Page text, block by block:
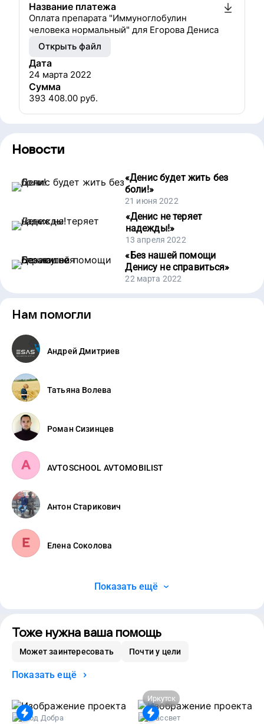
Название платежа
Оплата препарата "Иммуноглобулин
человека нормальный" для Егорова Дениса
Открыть файл
Дата
24 марта 2022
Сумма
393 408.00 руб.
Новости
«Денис будет жить без
боли!»
21 июня 2022
«Денис не теряет
надежды!»
13 апреля 2022
« Без нашей помощи
Денису не справиться»
22 марта 2022
Нам помогли
Андрей Дмитриев
Татьяна Волева
Роман Сизинцев
AVTOSСHOOL AVTOMOBILIST
Антон Старикович
Елена Соколова
Показать ещё
Тоже нужна ваша помощь
Может заинтересовать Почти у цели
Показать ещё
Код Добра
Иркутск
Рассвет